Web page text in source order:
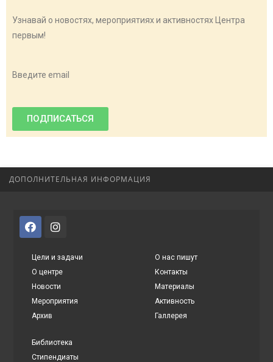
Узнавай о новостях, мероприятиях и активностях Центра
первым!
Введите email
ПОДПИСАТЬСЯ
ДОПОЛНИТЕЛЬНАЯ ИНФОРМАЦИЯ
Цели и задачи
О центре
Новости
Мероприятия
Архив
О нас пишут
Контакты
Материалы
Активность
Галлерея
Библиотека
Стипендиаты